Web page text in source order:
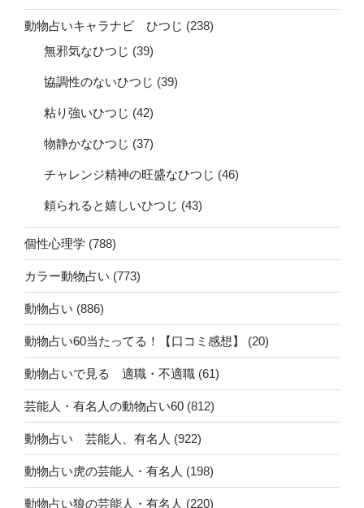
動物占いキャラナビ ひつじ (238)
無邪気なひつじ (39)
協調性のないひつじ (39)
粘り強いひつじ (42)
物静かなひつじ (37)
チャレンジ精神の旺盛なひつじ (46)
頼られると嬉しいひつじ (43)
個性心理学 (788)
カラー動物占い (773)
動物占い (886)
動物占い60当たってる！【口コミ感想】 (20)
動物占いで見る 適職・不適職 (61)
芸能人・有名人の動物占い60 (812)
動物占い 芸能人、有名人 (922)
動物占い虎の芸能人・有名人 (198)
動物占い狼の芸能人・有名人 (220)